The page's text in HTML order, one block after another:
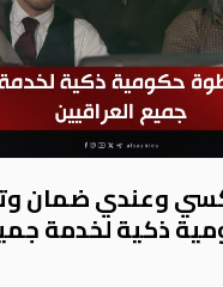
وعندي ضمان
ذكية لخدمة